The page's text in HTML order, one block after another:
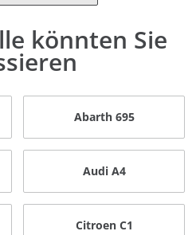
könnten Sie
Abarth 695
Audi A4
Citroen C1